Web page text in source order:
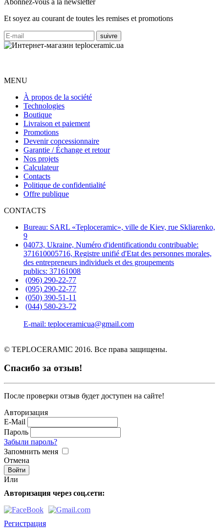
Et soyez au courant de toutes les remises et promotions
MENU
À propos de la société
Technologies
Boutique
Livraison et paiement
Promotions
Devenir concessionnaire
Garantie / Échange et retour
Nos projets
Calculateur
Contacts
Politique de confidentialité
Offre publique
CONTACTS
Bureau: SARL «Teploceramic», ville de Kiev, rue Skliarenko,
9
04073, Ukraine, Numéro d'identificationdu contribuable:
371610005716, Registre unifié d'Etat des personnes morales,
des entrepreneurs individuels et des groupements
publics: 37161008
(096) 290-22-77
(095) 290-22-77
(050) 390-51-11
(044) 580-23-72
E-mail: teploceramicua@gmail.com
© TEPLOCERAMIC 2016. Все права защищены.
Спасибо за отзыв!
После проверки отзыв будет доступен на сайте!
Авторизация
E-Mail
Пароль
Забыли пароль?
Запомнить меня
Отмена
Или
Авторизация через соц.сети:
Регистрация